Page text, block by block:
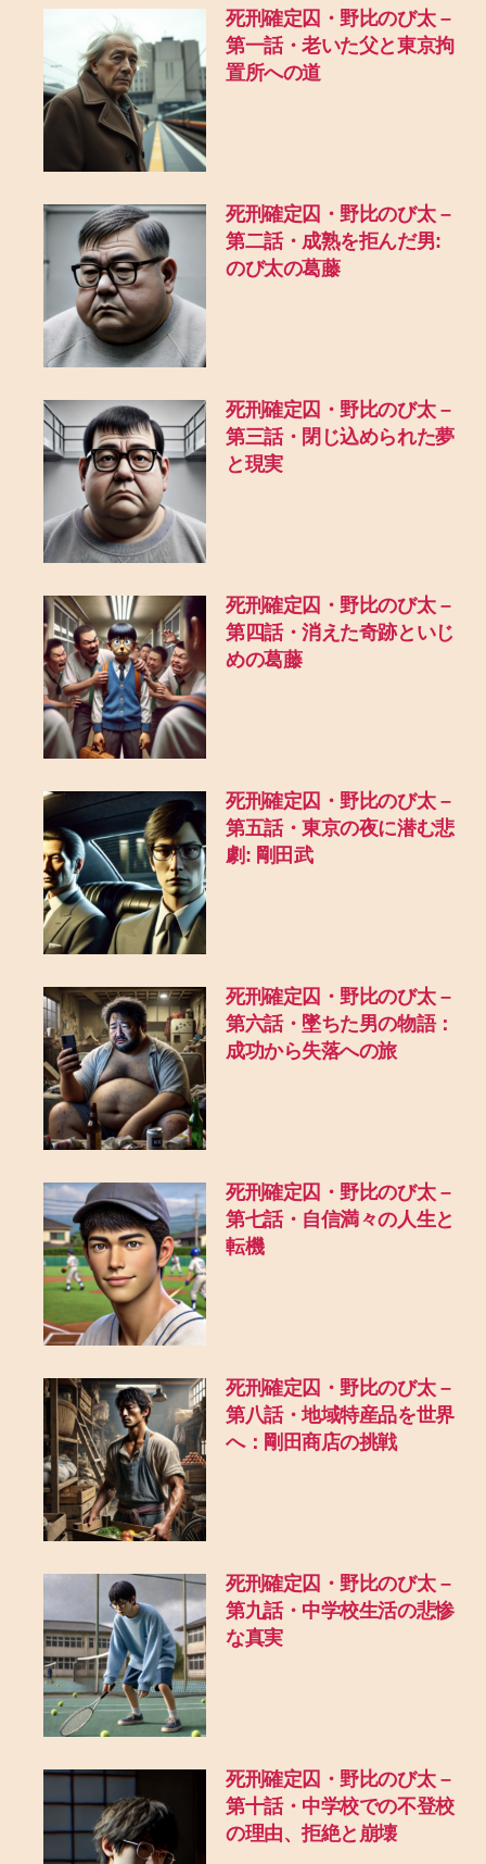
死刑確定囚・野比のび太 –
第一話・老いた父と東京拘
置所への道
死刑確定囚・野比のび太 –
第二話・成熟を拒んだ男:
のび太の葛藤
死刑確定囚・野比のび太 –
第三話・閉じ込められた夢
と現実
死刑確定囚・野比のび太 –
第四話・消えた奇跡といじ
めの葛藤
死刑確定囚・野比のび太 –
第五話・東京の夜に潜む悲
劇: 剛田武
死刑確定囚・野比のび太 –
第六話・墜ちた男の物語：
成功から失落への旅
死刑確定囚・野比のび太 –
第七話・自信満々の人生と
転機
死刑確定囚・野比のび太 –
第八話・地域特産品を世界
へ：剛田商店の挑戦
死刑確定囚・野比のび太 –
第九話・中学校生活の悲惨
な真実
死刑確定囚・野比のび太 –
第十話・中学校での不登校
の理由、拒絶と崩壊